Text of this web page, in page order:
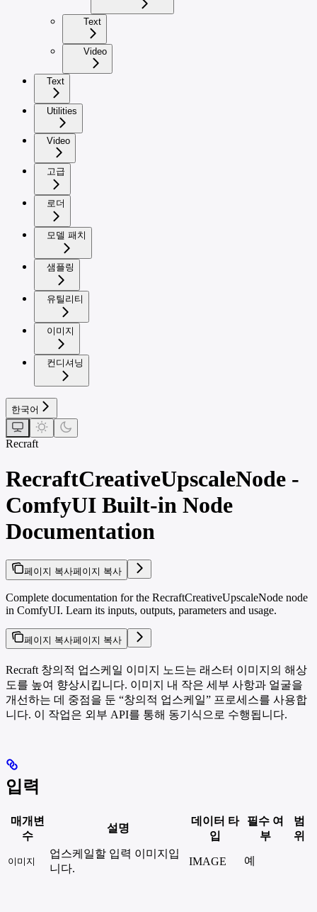
Text
Video
Text
Utilities
Video
고급
로더
모델 패치
샘플링
유틸리티
이미지
컨디셔닝
한국어
Recraft
RecraftCreativeUpscaleNode -
ComfyUI Built-in Node
Documentation
페이지 복사페이지 복사
Complete documentation for the RecraftCreativeUpscaleNode node
in ComfyUI. Learn its inputs, outputs, parameters and usage.
페이지 복사페이지 복사
Recraft 창의적 업스케일 이미지 노드는 래스터 이미지의 해상
도를 높여 향상시킵니다. 이미지 내 작은 세부 사항과 얼굴을
개선하는 데 중점을 둔 “창의적 업스케일” 프로세스를 사용합
니다. 이 작업은 외부 API를 통해 동기식으로 수행됩니다.
입력
매개변
수
설명
데이터 타
입
필수 여
부
범
위
이미지
업스케일할 입력 이미지입
니다.
IMAGE 예